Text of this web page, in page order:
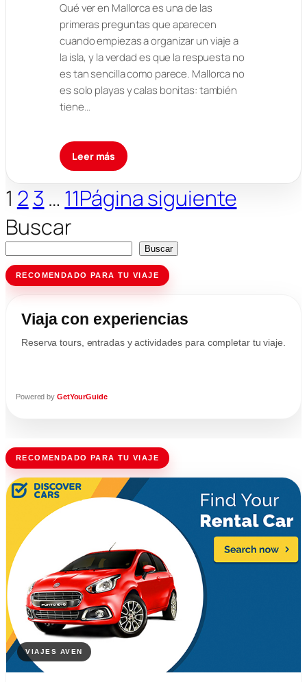
Qué ver en Mallorca es una de las
primeras preguntas que aparecen
cuando empiezas a organizar un viaje a
la isla, y la verdad es que la respuesta no
es tan sencilla como parece. Mallorca no
es solo playas y calas bonitas: también
tiene…
Leer más
1 23 … 11Página siguiente
Buscar
Buscar
RECOMENDADO PARA TU VIAJE
Viaja con experiencias
Reserva tours, entradas y actividades para completar tu viaje.
Powered by GetYourGuide
RECOMENDADO PARA TU VIAJE